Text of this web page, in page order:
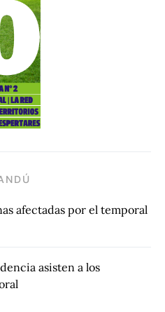
afectadas por el temporal
asisten a los